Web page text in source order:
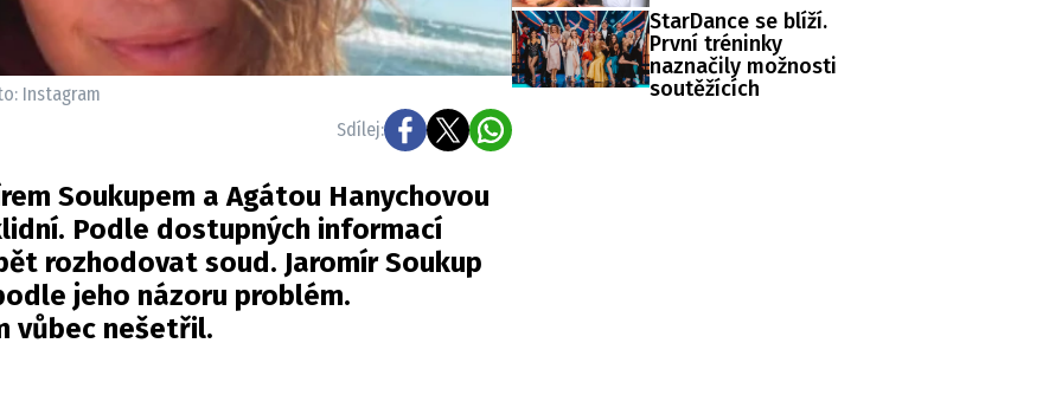
Instagram
Sdílej:
Soukupem a Agátou Hanychovou
Podle dostupných informací
rozhodovat soud. Jaromír Soukup
jeho názoru problém.
vůbec nešetřil.
StarDance se blíží.
První tréninky
naznačily možnosti
soutěžících